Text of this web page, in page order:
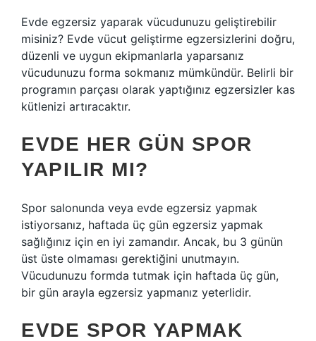
Evde egzersiz yaparak vücudunuzu geliştirebilir
misiniz? Evde vücut geliştirme egzersizlerini doğru,
düzenli ve uygun ekipmanlarla yaparsanız
vücudunuzu forma sokmanız mümkündür. Belirli bir
programın parçası olarak yaptığınız egzersizler kas
kütlenizi artıracaktır.
EVDE HER GÜN SPOR
YAPILIR MI?
Spor salonunda veya evde egzersiz yapmak
istiyorsanız, haftada üç gün egzersiz yapmak
sağlığınız için en iyi zamandır. Ancak, bu 3 günün
üst üste olmaması gerektiğini unutmayın.
Vücudunuzu formda tutmak için haftada üç gün,
bir gün arayla egzersiz yapmanız yeterlidir.
EVDE SPOR YAPMAK